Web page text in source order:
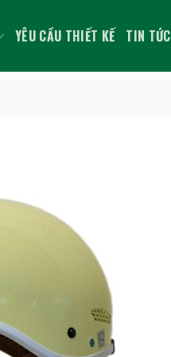
YÊU CẦU THIẾT KẾ TIN TỨC